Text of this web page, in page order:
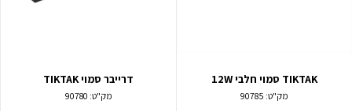
TIKTAK סמוי חלבי 12W
מק"ט: 90785
דרייבר סמוי TIKTAK
מק"ט: 90780